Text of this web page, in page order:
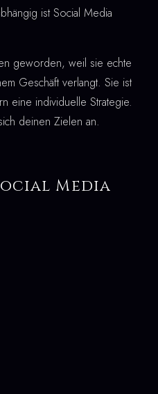
ist Social Media
geworden, weil sie echte
Geschäft verlangt. Sie ist
eine individuelle Strategie.
deinen Zielen an.
Media